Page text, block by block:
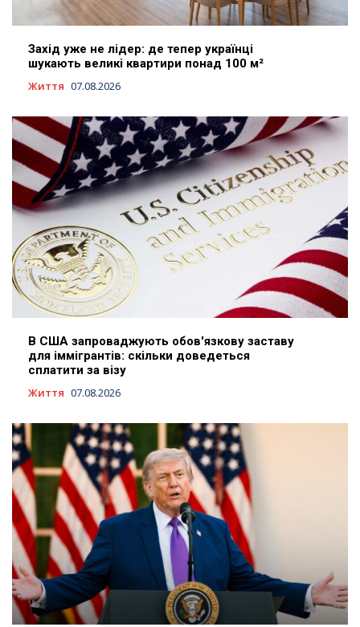
Захід уже не лідер: де тепер українці
шукають великі квартири понад 100 м²
Життя 07.08.2026
В США запроваджують обов'язкову заставу
для іммігрантів: скільки доведеться
сплатити за візу
Життя 07.08.2026